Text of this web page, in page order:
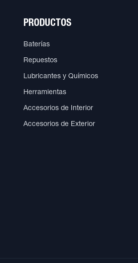
PRODUCTOS
Baterías
Repuestos
Lubricantes y Químicos
Herramientas
Accesorios de Interior
Accesorios de Exterior